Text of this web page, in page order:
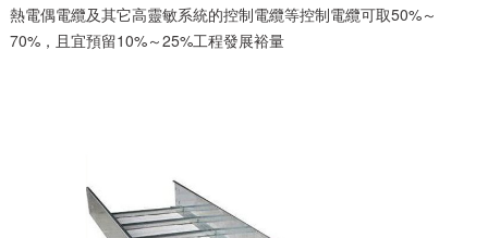
熱電偶電纜及其它高靈敏系統的控制電纜等控制電纜可取50%～
70%，且宜預留10%～25%工程發展裕量